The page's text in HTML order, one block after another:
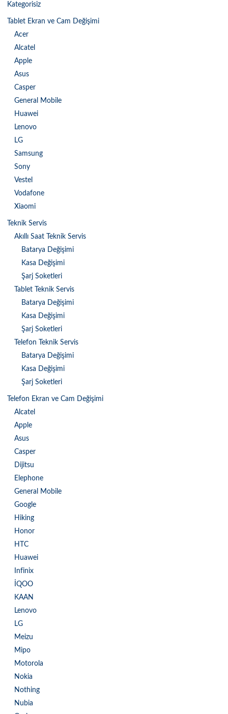
Kategorisiz
Tablet Ekran ve Cam Değişimi
Acer
Alcatel
Apple
Asus
Casper
General Mobile
Huawei
Lenovo
LG
Samsung
Sony
Vestel
Vodafone
Xiaomi
Teknik Servis
Akıllı Saat Teknik Servis
Batarya Değişimi
Kasa Değişimi
Şarj Soketleri
Tablet Teknik Servis
Batarya Değişimi
Kasa Değişimi
Şarj Soketleri
Telefon Teknik Servis
Batarya Değişimi
Kasa Değişimi
Şarj Soketleri
Telefon Ekran ve Cam Değişimi
Alcatel
Apple
Asus
Casper
Dijitsu
Elephone
General Mobile
Google
Hiking
Honor
HTC
Huawei
Infinix
İQOO
KAAN
Lenovo
LG
Meizu
Mipo
Motorola
Nokia
Nothing
Nubia